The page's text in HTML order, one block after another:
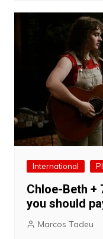
International
Chloe-Beth +
you should
Marcos Tadeu